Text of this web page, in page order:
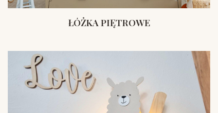
ŁÓŻKA PIĘTROWE